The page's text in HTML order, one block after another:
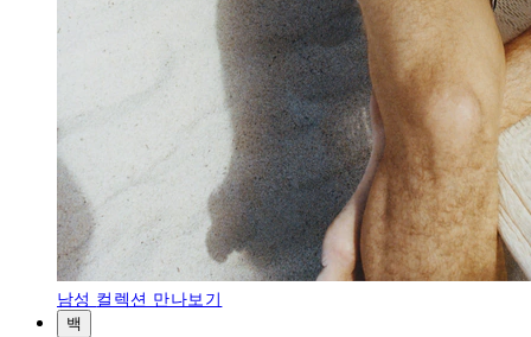
남성 컬렉션 만나보기
백